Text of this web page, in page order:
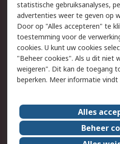
Wettelijk
Cookiebeleid
Privacybeleid
Algemene
verkoopvoorwaarden
Over RS
RS Group
RS wereldwijd
statistische gebruiksanalyses,
advertenties weer te geven op
Door op "Alles accepteren" te
toestemming voor de
cookies. U kunt uw cookies
"Beheer cookies". Als u dit niet
weigeren". Dit kan de toegang
beperken. Meer informatie vindt
Alles
Beheer